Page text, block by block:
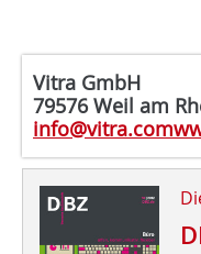
Vitra GmbH
79576 Weil am
info@vitra.com